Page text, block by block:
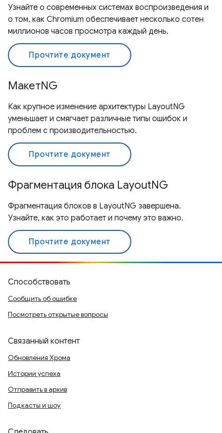
Узнайте о современных системах воспроизведения и
о том, как Chromium обеспечивает несколько сотен
миллионов часов просмотра каждый день.
Прочтите документ
МакетNG
Как крупное изменение архитектуры LayoutNG
уменьшает и смягчает различные типы ошибок и
проблем с производительностью.
Прочтите документ
Фрагментация блока LayoutNG
Фрагментация блоков в LayoutNG завершена.
Узнайте, как это работает и почему это важно.
Прочтите документ
Способствовать
Сообщить об ошибке
Посмотреть открытые вопросы
Связанный контент
Обновления Хрома
Истории успеха
Отправить в архив
Подкасты и шоу